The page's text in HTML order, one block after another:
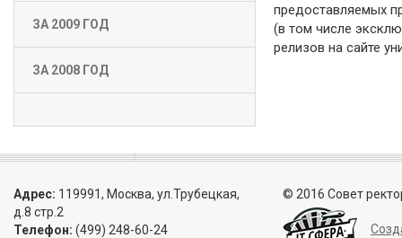
ЗА 2009 ГОД
ЗА 2008 ГОД
предоставляемых
(в том числе
релизов на сайте
Адрес: 119991, Москва, ул.Трубецкая,
д.8 стр.2
Телефон: (499) 248-60-24
© 2016 Совет